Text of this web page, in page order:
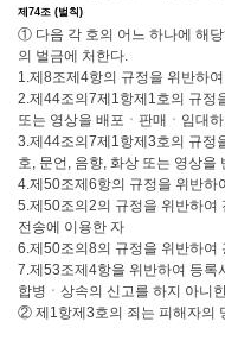
제74조 (벌칙)
① 다음 각 호의 어느 하나에 해
의 벌금에 처한다.
1.제8조제4항의 규정을 위반하
2.제44조의7제1항제1호의 규정
또는 영상을 배포ㆍ판매ㆍ임대
3.제44조의7제1항제3호의 규정
호, 문언, 음향, 화상 또는 영상
4.제50조제6항의 규정을 위반하
5.제50조의2의 규정을 위반하여
전송에 이용한 자
6.제50조의8의 규정을 위반하여
7.제53조제4항을 위반하여 등록
합병ㆍ상속의 신고를 하지 아니
② 제1항제3호의 죄는 피해자의